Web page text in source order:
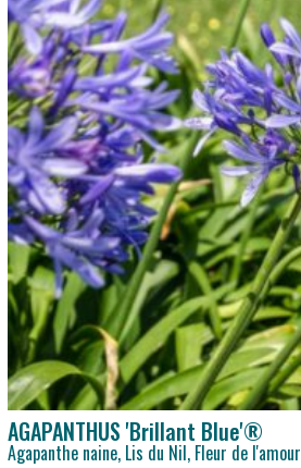
AGAPANTHUS 'Brillant Blue'®
Agapanthe naine, Lis du Nil, Fleur de l'amour